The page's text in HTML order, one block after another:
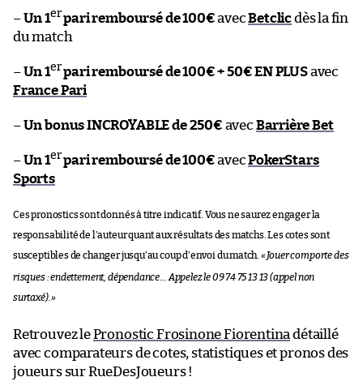
–Un 1erpari remboursé de 100€avecBetclicdès la fin
du match
–Un 1erpari remboursé de 100€ + 50€ EN PLUSavec
France Pari
–Un bonus INCROYABLE de 250€ avec Barrière Bet
–Un 1erpari remboursé de 100€avecPokerStars
Sports
Ces pronostics sont donnés à titre indicatif. Vous ne saurez engager la
responsabilité de l’auteur quant aux résultats des matchs. Les cotes sont
susceptibles de changer jusqu’au coup d’envoi du match. «Jouer comporte des
risques : endettement, dépendance… Appelez le 09 74 75 13 13 (appel non
surtaxé). »
Retrouvez lePronostic Frosinone Fiorentina détaillé
avec comparateurs de cotes, statistiques et pronos des
joueurs sur RueDesJoueurs !